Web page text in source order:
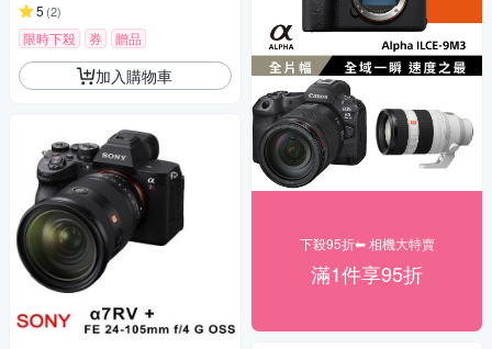
5 (2)
限時下殺 券 贈品
加入購物車
下殺95折⬅︎ 相機大特賣
滿1件享95折